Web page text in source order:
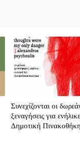
Συνεχίζονται οι
ξεναγήσεις για
Δημοτική